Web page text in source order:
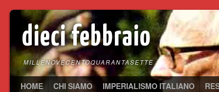
dieci febbraio
MILLENOVECENTOQUARANTASETTE
HOME CHI SIAMO IMPERIALISMO ITALIANO